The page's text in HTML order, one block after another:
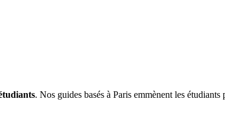
. Nos guides basés à Paris emmènent les